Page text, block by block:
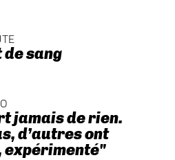
de sang
jamais de rien.
d’autres ont